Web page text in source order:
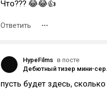
Что??? 😂😂👍
Ответить
HypeFilms в посте
пусть будет здесь,